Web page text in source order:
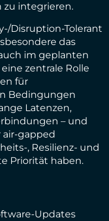
zu integrieren.
Disruption-Tolerant
das
im geplanten
zentrale Rolle
für
Bedingungen
Latenzen,
– und
air-gapped
, Resilienz- und
Priorität haben.
Updates